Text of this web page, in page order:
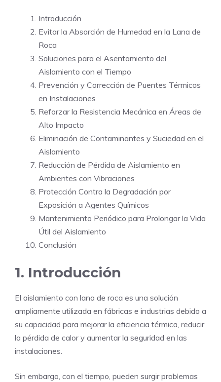
Introducción
Evitar la Absorción de Humedad en la Lana de
Roca
Soluciones para el Asentamiento del
Aislamiento con el Tiempo
Prevención y Corrección de Puentes Térmicos
en Instalaciones
Reforzar la Resistencia Mecánica en Áreas de
Alto Impacto
Eliminación de Contaminantes y Suciedad en el
Aislamiento
Reducción de Pérdida de Aislamiento en
Ambientes con Vibraciones
Protección Contra la Degradación por
Exposición a Agentes Químicos
Mantenimiento Periódico para Prolongar la Vida
Útil del Aislamiento
Conclusión
1. Introducción
El aislamiento con lana de roca es una solución
ampliamente utilizada en fábricas e industrias debido a
su capacidad para mejorar la eficiencia térmica, reducir
la pérdida de calor y aumentar la seguridad en las
instalaciones.
Sin embargo, con el tiempo, pueden surgir problemas